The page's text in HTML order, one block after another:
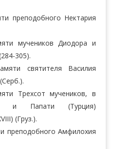
преподобного Нектария
мучеников Диодора и
305).
святителя Василия
Трехсот мучеников, в
и Папати (Турция)
(Груз.).
преподобного Амфилохия